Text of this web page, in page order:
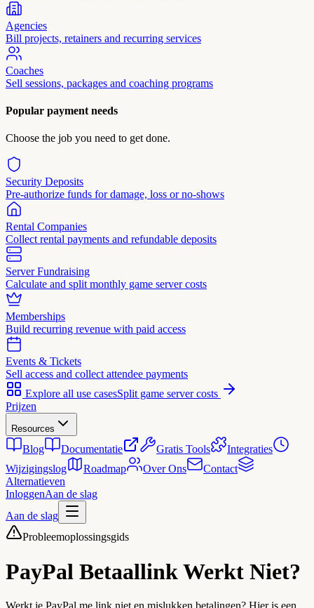
Agencies
Bill projects, retainers and recurring services
Coaches
Sell sessions, packages and coaching programs
Popular payment needs
Choose the job you need to get done.
Security Deposits
Pre-authorize funds for damage, loss or no-shows
Rental Companies
Collect rental payments and refundable deposits
Server Fundraising
Calculate and split monthly game server costs
Memberships
Build recurring revenue with paid access
Events & Tickets
Sell access and collect attendee payments
Explore all use casesSplit game server costs
Prijzen
Resources
Blog Documentatie Gratis Tools
Integraties
Wijzigingslog
Roadmap Over Ons
Contact
Alternatieven
InloggenAan de slag
Aan de slag
Probleemoplossingsgids
PayPal BetaallinkWerkt Niet?
Werkt je PayPal.me link niet en mislukken betalingen? Hier is een